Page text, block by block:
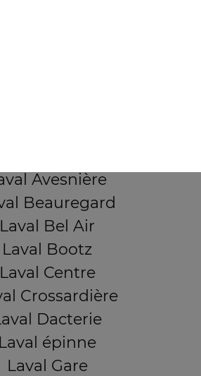
Avesnière
Beauregard
Laval Bel Air
Laval Bootz
Laval Centre
Crossardière
Dacterie
Laval épinne
Laval Gare